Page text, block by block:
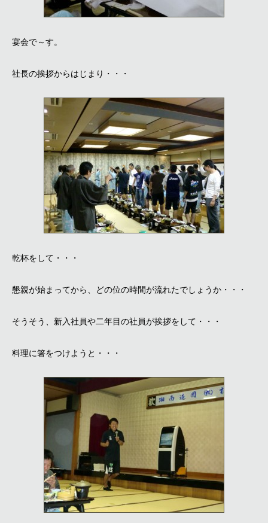
宴会で～す。
社長の挨拶からはじまり・・・
乾杯をして・・・
懇親が始まってから、どの位の時間が流れたでしょうか・・・
そうそう、新入社員や二年目の社員が挨拶をして・・・
料理に箸をつけようと・・・